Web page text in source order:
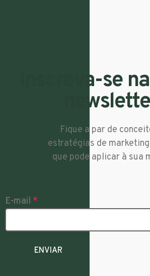
Inscreva-se
Fique a par de
estratégias de
que pode aplicar à sua
E-mail *